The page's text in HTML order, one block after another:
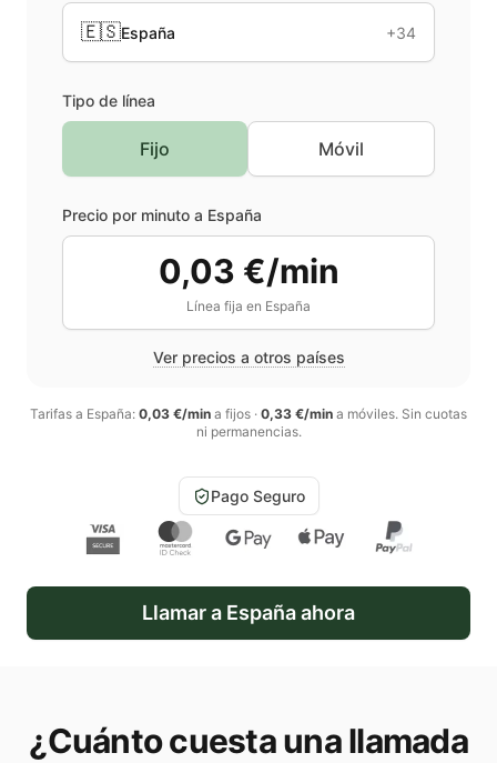
🇪🇸España +34
Tipo de línea
Fijo Móvil
Precio por minuto a España
0,03 €/min
Línea fija en España
Ver precios a otros países
Tarifas a España: 0,03 €/min a fijos · 0,33 €/min a móviles. Sin cuotas
ni permanencias.
Pago Seguro
Llamar a Españaahora
¿Cuánto cuesta una llamada